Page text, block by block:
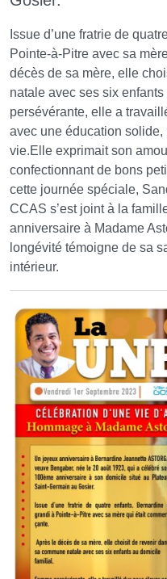
Issue d’une fratrie de
Pointe-à-Pitre avec sa
décès de sa mère, elle
natale avec ses six
persévérante, elle a
avec une éducation solide,
vie.Elle exprimait son
confectionnant de bons
cette journée spéciale,
CCAS s’est joint à la
anniversaire à Madame
longévité témoigne de sa
intérieur.